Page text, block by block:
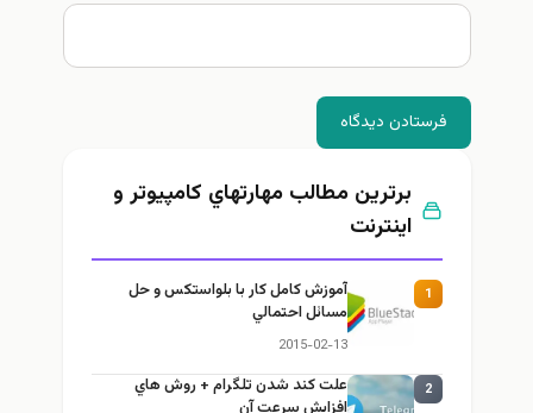
فرستادن دیدگاه
برترین مطالب مهارتهاي كامپيوتر و
اينترنت
1
آموزش كامل كار با بلواستكس و حل
مسائل احتمالي
2015-02-13
2
علت كند شدن تلگرام + روش هاي